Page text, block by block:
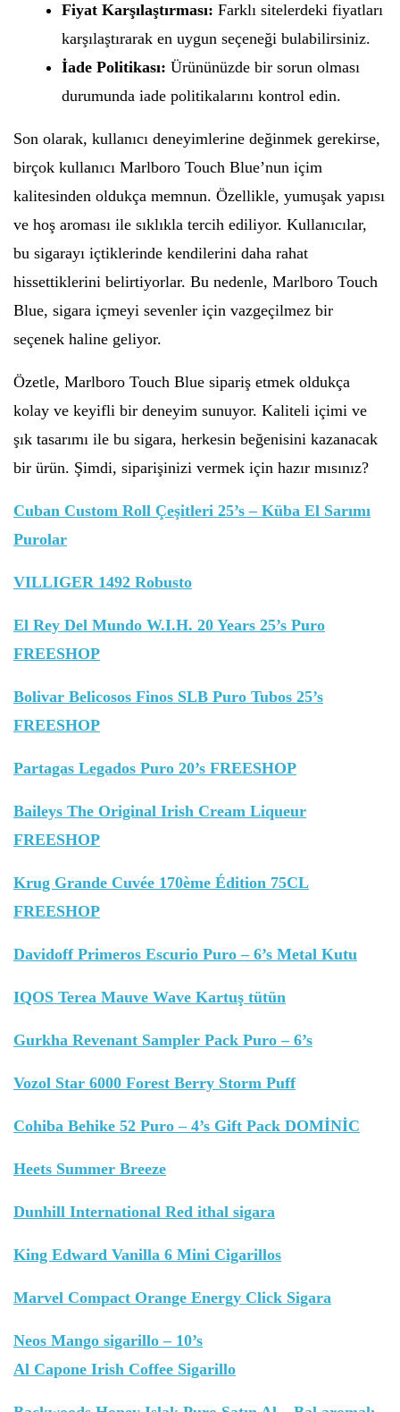
Fiyat Karşılaştırması: Farklı sitelerdeki fiyatları
karşılaştırarak en uygun seçeneği bulabilirsiniz.
İade Politikası: Ürününüzde bir sorun olması
durumunda iade politikalarını kontrol edin.
Son olarak, kullanıcı deneyimlerine değinmek gerekirse,
birçok kullanıcı Marlboro Touch Blue’nun içim
kalitesinden oldukça memnun. Özellikle, yumuşak yapısı
ve hoş aroması ile sıklıkla tercih ediliyor. Kullanıcılar,
bu sigarayı içtiklerinde kendilerini daha rahat
hissettiklerini belirtiyorlar. Bu nedenle, Marlboro Touch
Blue, sigara içmeyi sevenler için vazgeçilmez bir
seçenek haline geliyor.
Özetle, Marlboro Touch Blue sipariş etmek oldukça
kolay ve keyifli bir deneyim sunuyor. Kaliteli içimi ve
şık tasarımı ile bu sigara, herkesin beğenisini kazanacak
bir ürün. Şimdi, siparişinizi vermek için hazır mısınız?
Cuban Custom Roll Çeşitleri 25’s – Küba El Sarımı
Purolar
VILLIGER 1492 Robusto
El Rey Del Mundo W.I.H. 20 Years 25’s Puro
FREESHOP
Bolivar Belicosos Finos SLB Puro Tubos 25’s
FREESHOP
Partagas Legados Puro 20’s FREESHOP
Baileys The Original Irish Cream Liqueur
FREESHOP
Krug Grande Cuvée 170ème Édition 75CL
FREESHOP
Davidoff Primeros Escurio Puro – 6’s Metal Kutu
IQOS Terea Mauve Wave Kartuş tütün
Gurkha Revenant Sampler Pack Puro – 6’s
Vozol Star 6000 Forest Berry Storm Puff
Cohiba Behike 52 Puro – 4’s Gift Pack DOMİNİC
Heets Summer Breeze
Dunhill International Red ithal sigara
King Edward Vanilla 6 Mini Cigarillos
Marvel Compact Orange Energy Click Sigara
Neos Mango sigarillo – 10’s
Al Capone Irish Coffee Sigarillo